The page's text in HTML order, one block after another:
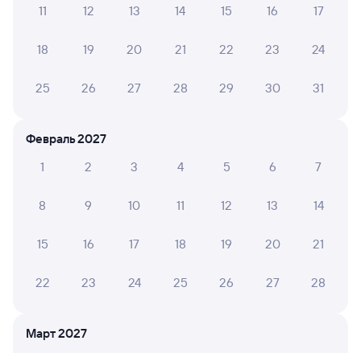
Расписание поездов до Капустина Яра
11 12 13 14 15 16 17
18 19 20 21 22 23 24
25 26 27 28 29 30 31
Февраль 2027
1
2 3 4 5 6 7
8 9 10 11 12 13 14
15 16 17 18 19 20 21
22 23 24 25 26 27 28
Март 2027